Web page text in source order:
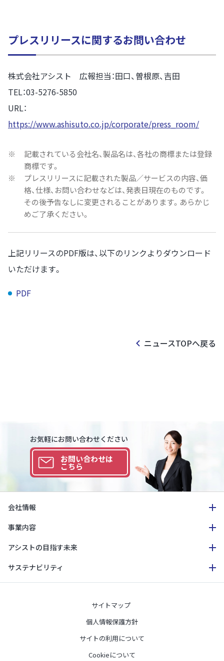
プレスリリースに関するお問い合わせ
株式会社アシスト 広報担当：田口、曽根原、吉田
TEL：03-5276-5850
URL：
https://www.ashisuto.co.jp/corporate/press_room/
※
記載されている会社名、製品名は、各社の商標または登録
商標です。
※
プレスリリースに記載された製品／サービスの内容、価
格、仕様、お問い合わせなどは、発表日現在のものです。
その後予告なしに変更されることがあります。あらかじ
めご了承ください。
上記リリースのPDF版は、以下のリンクよりダウンロード
いただけます。
PDF
ニュースTOPへ戻る
お気軽にお問い合わせください
お問い合わせは
こちら
会社情報
事業内容
アシストの目指す未来
サステナビリティ
サイトマップ
個人情報保護方針
サイトの利用について
Cookieについて